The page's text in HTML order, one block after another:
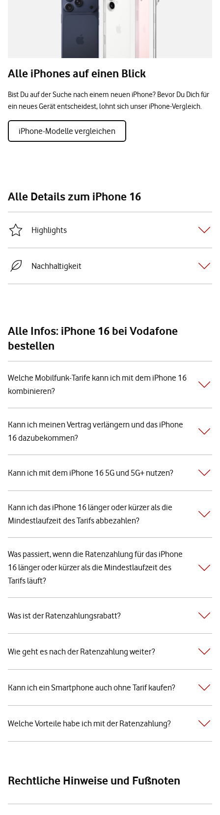
Alle iPhones auf einen Blick
Bist Du auf der Suche nach einem neuen iPhone? Bevor Du Dich für
ein neues Gerät entscheidest, lohnt sich unser iPhone-Vergleich.
iPhone-Modelle vergleichen
Alle Details zum iPhone 16
Highlights
Nachhaltigkeit
Alle Infos: iPhone 16 bei Vodafone
bestellen
Welche Mobilfunk-Tarife kann ich mit dem iPhone 16
kombinieren?
Kann ich meinen Vertrag verlängern und das iPhone
16 dazubekommen?
Kann ich mit dem iPhone 16 5G und 5G+ nutzen?
Kann ich das iPhone 16 länger oder kürzer als die
Mindestlaufzeit des Tarifs abbezahlen?
Was passiert, wenn die Ratenzahlung für das iPhone
16 länger oder kürzer als die Mindestlaufzeit des
Tarifs läuft?
Was ist der Ratenzahlungsrabatt?
Wie geht es nach der Ratenzahlung weiter?
Kann ich ein Smartphone auch ohne Tarif kaufen?
Welche Vorteile habe ich mit der Ratenzahlung?
Rechtliche Hinweise und Fußnoten